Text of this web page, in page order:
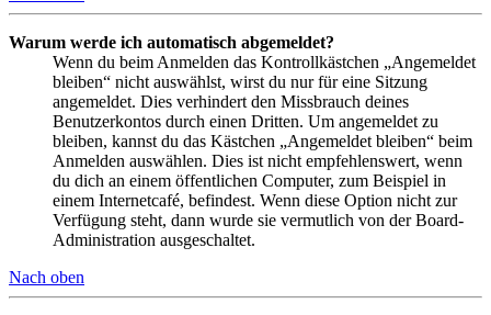
Warum werde ich automatisch abgemeldet?
Wenn du beim Anmelden das Kontrollkästchen „Angemeldet
bleiben“ nicht auswählst, wirst du nur für eine Sitzung
angemeldet. Dies verhindert den Missbrauch deines
Benutzerkontos durch einen Dritten. Um angemeldet zu
bleiben, kannst du das Kästchen „Angemeldet bleiben“ beim
Anmelden auswählen. Dies ist nicht empfehlenswert, wenn
du dich an einem öffentlichen Computer, zum Beispiel in
einem Internetcafé, befindest. Wenn diese Option nicht zur
Verfügung steht, dann wurde sie vermutlich von der Board-
Administration ausgeschaltet.
Nach oben